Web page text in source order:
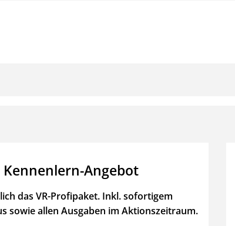
Angebot
das VR-Profipaket. Inkl. sofortigem
sowieallen Ausgaben im Aktionszeitraum.